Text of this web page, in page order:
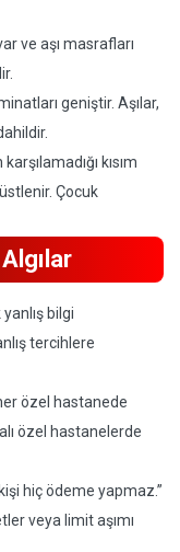
ve aşı masrafları
geniştir. Aşılar,
karşılamadığı kısım
Çocuk
bilgi
tercihlere
özel hastanede
özel hastanelerde
hiç ödeme yapmaz.”
veya limit aşımı